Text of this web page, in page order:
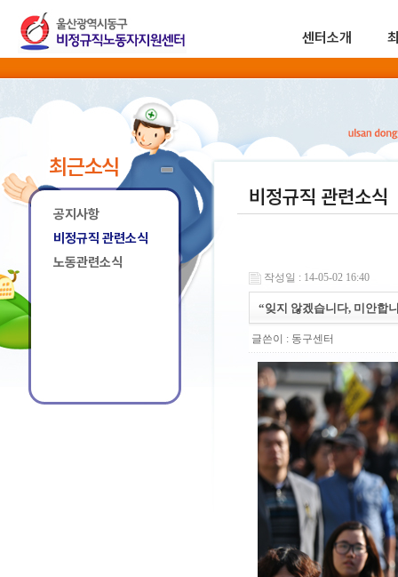
센터소개
최근소식
공지사항
비정규직 관련소식
노동관련소식
비정규직 관련소식
작성일 : 14-05-02 16:40
“잊지 않겠습니다, 미안합
글쓴이 : 동구센터